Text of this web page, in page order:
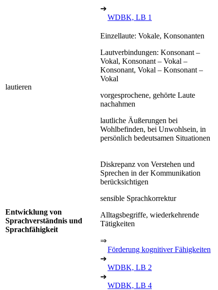
➔
WDBK, LB 1
lautieren
Einzellaute: Vokale, Konsonanten
Lautverbindungen: Konsonant –
Vokal, Konsonant – Vokal –
Konsonant, Vokal – Konsonant –
Vokal
vorgesprochene, gehörte Laute
nachahmen
lautliche Äußerungen bei
Wohlbefinden, bei Unwohlsein, in
persönlich bedeutsamen Situationen
Entwicklung von
Sprachverständnis und
Sprachfähigkeit
Diskrepanz von Verstehen und
Sprechen in der Kommunikation
berücksichtigen
sensible Sprachkorrektur
Alltagsbegriffe, wiederkehrende
Tätigkeiten
⇒
Förderung kognitiver Fähigkeiten
➔
WDBK, LB 2
➔
WDBK, LB 4